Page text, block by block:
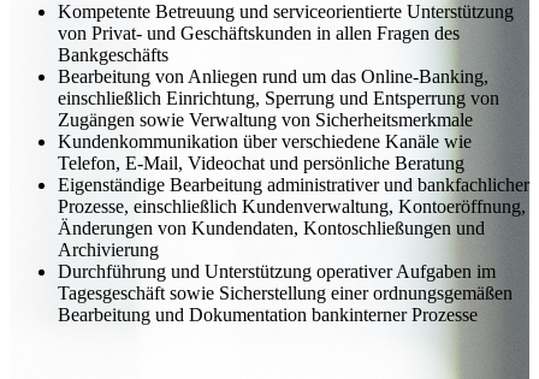
Kompetente Betreuung und serviceorientierte Unterstützung
von Privat- und Geschäftskunden in allen Fragen des
Bankgeschäfts
Bearbeitung von Anliegen rund um das Online-Banking,
einschließlich Einrichtung, Sperrung und Entsperrung von
Zugängen sowie Verwaltung von Sicherheitsmerkmale
Kundenkommunikation über verschiedene Kanäle wie
Telefon, E-Mail, Videochat und persönliche Beratung
Eigenständige Bearbeitung administrativer und bankfachlicher
Prozesse, einschließlich Kundenverwaltung, Kontoeröffnung,
Änderungen von Kundendaten, Kontoschließungen und
Archivierung
Durchführung und Unterstützung operativer Aufgaben im
Tagesgeschäft sowie Sicherstellung einer ordnungsgemäßen
Bearbeitung und Dokumentation bankinterner Prozesse